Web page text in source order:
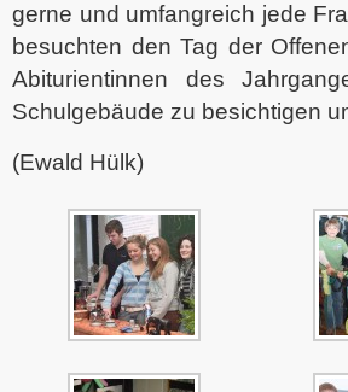
gerne und umfangreich jede
besuchten den Tag der
Abiturientinnen des
Schulgebäude zu besichtigen
(Ewald Hülk)